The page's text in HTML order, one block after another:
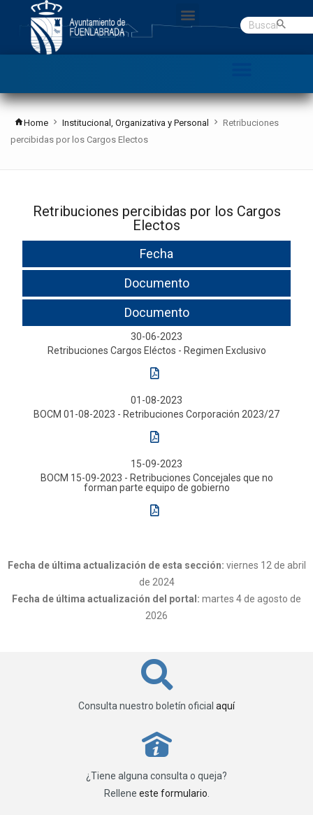
Home Institucional, Organizativa y Personal
Retribuciones
percibidas por los Cargos Electos
Retribuciones percibidas por los Cargos
Electos
Fecha
Documento
Documento
30-06-2023
Retribuciones Cargos Eléctos - Regimen Exclusivo
01-08-2023
BOCM 01-08-2023 - Retribuciones Corporación 2023/27
15-09-2023
BOCM 15-09-2023 - Retribuciones Concejales que no
forman parte equipo de gobierno
Fecha de última actualización de esta sección: viernes 12 de abril
de 2024
Fecha de última actualización del portal: martes 4 de agosto de
2026
Consulta nuestro boletín oficial aquí
P
¿Tiene alguna consulta o queja?
Rellene este formulario